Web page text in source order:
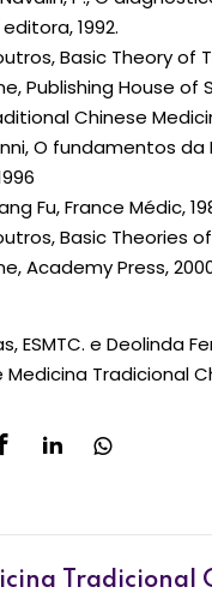
1992.
Basic Theory of
Publishing House of
Chinese
O fundamentos da
Fu, France Médic,
Basic Theories
Academy Press,
ESMTC. e Deolinda
Tradicional
Tradicional